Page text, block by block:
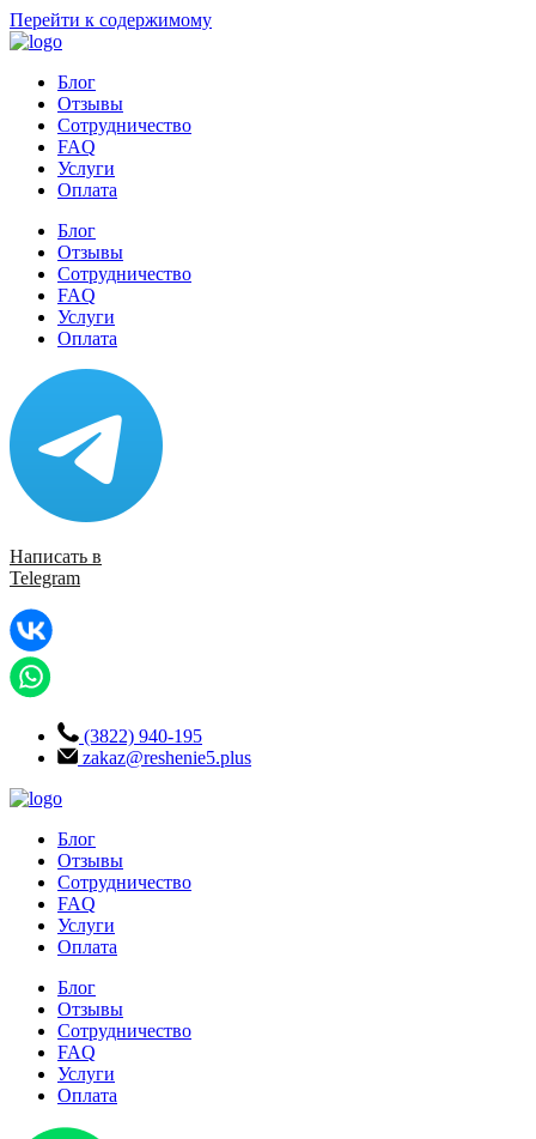
Перейти к содержимому
Блог
Отзывы
Сотрудничество
FAQ
Услуги
Оплата
Блог
Отзывы
Сотрудничество
FAQ
Услуги
Оплата
Написать в
Telegram
(3822) 940-195
zakaz@reshenie5.plus
Блог
Отзывы
Сотрудничество
FAQ
Услуги
Оплата
Блог
Отзывы
Сотрудничество
FAQ
Услуги
Оплата